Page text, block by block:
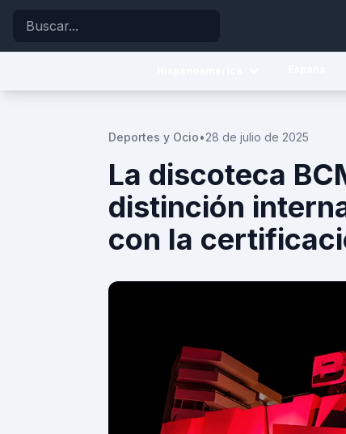
Buscar
Centroamérica
Sudamérica
Deportes y Ocio•28 de julio de 2025
La discoteca
distinción
con la